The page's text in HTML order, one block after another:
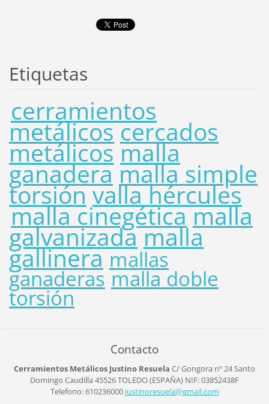
Etiquetas
cerramientos
metálicoscercados
metálicosmalla
ganadera malla simple
torsiónvalla hércules
malla cinegéticamalla
galvanizadamalla
gallinera mallas
ganaderas malla doble
torsión
Contacto
Cerramientos Metálicos Justino Resuela C/ Gongora nº 24Santo
Domingo Caudilla 45526TOLEDO (ESPAÑA) NIF: 03852438F
Telefono: 610236000 justinoresuela@gmail.com